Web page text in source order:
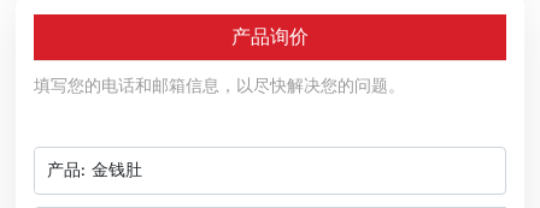
产品询价
填写您的电话和邮箱信息，以尽快解决您的问题。
产品: 金钱肚